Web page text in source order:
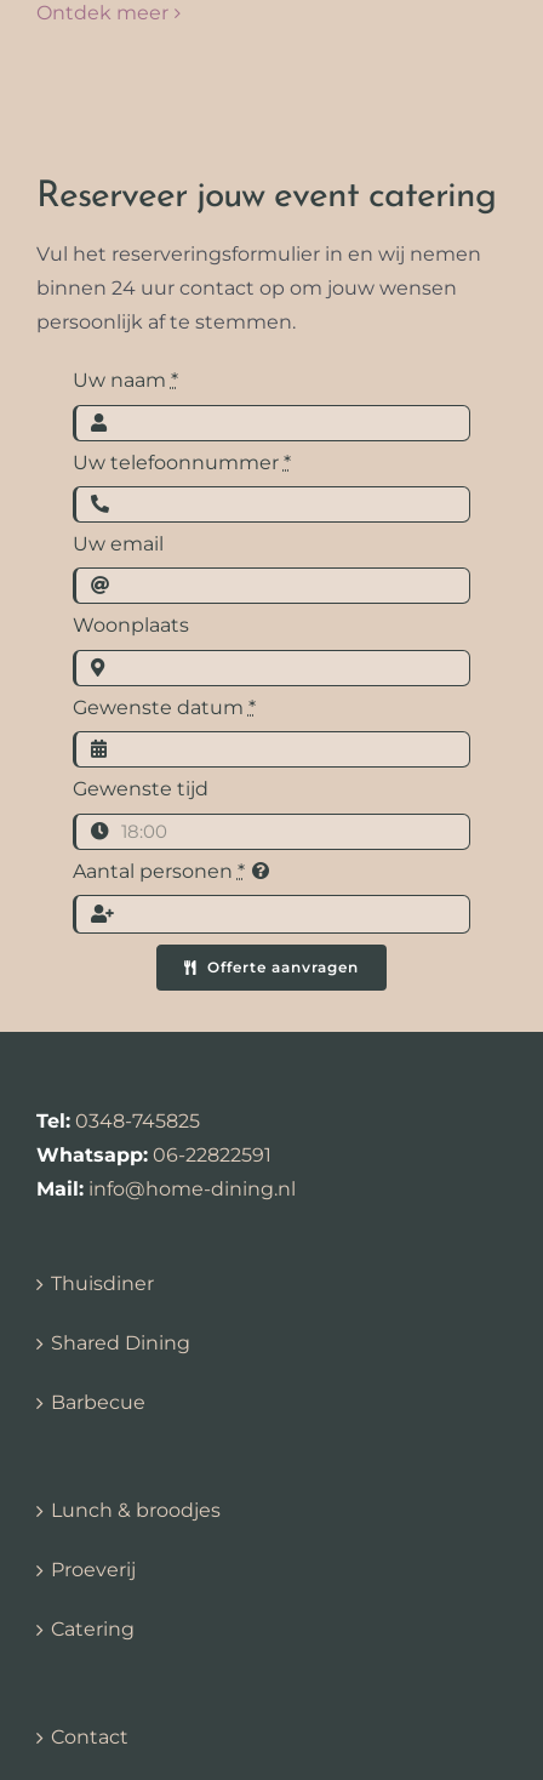
Ontdek meer
Reserveer jouw event catering
Vul het reserveringsformulier in en wij nemen
binnen 24 uur contact op om jouw wensen
persoonlijk af te stemmen.
Uw naam *
Uw telefoonnummer *
Uw email
Woonplaats
Gewenste datum *
Gewenste tijd
Aantal personen *
Offerte aanvragen
Tel: 0348-745825
Whatsapp: 06-22822591
Mail: info@home-dining.nl
Thuisdiner
Shared Dining
Barbecue
Lunch & broodjes
Proeverij
Catering
Contact